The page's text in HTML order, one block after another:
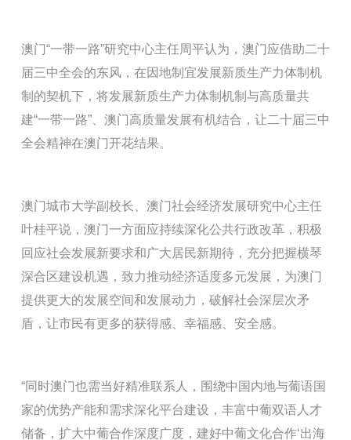
澳门“一带一路”研究中心主任周平认为，澳门应借助二十
届三中全会的东风，在因地制宜发展新质生产力体制机
制的契机下，将发展新质生产力体制机制与高质量共
建“一带一路”、澳门高质量发展有机结合，让二十届三中
全会精神在澳门开花结果。
澳门城市大学副校长、澳门社会经济发展研究中心主任
叶桂平说，澳门一方面应持续深化公共行政改革，积极
回应社会发展新要求和广大居民新期待，充分把握横琴
深合区建设机遇，致力推动经济适度多元发展，为澳门
提供更大的发展空间和发展动力，破解社会深层次矛
盾，让市民有更多的获得感、幸福感、安全感。
“同时澳门也需当好精准联系人，围绕中国内地与葡语国
家的优势产能和需求深化平台建设，丰富中葡双语人才
储备，扩大中葡合作深度广度，建好中葡文化合作‘出海